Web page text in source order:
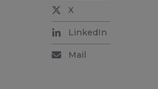
X
LinkedIn
Mail